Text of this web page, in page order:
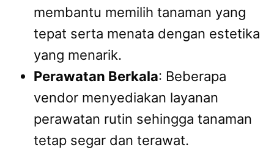
membantu memilih tanaman yang
tepat serta menata dengan estetika
yang menarik.
Perawatan Berkala: Beberapa
vendor menyediakan layanan
perawatan rutin sehingga tanaman
tetap segar dan terawat.